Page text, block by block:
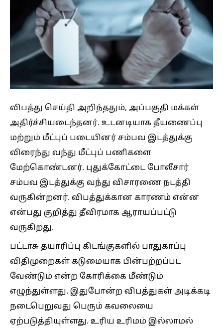
விபத்து செய்தி அறிந்ததும், அப்பகுதி மக்கள்
அதிர்ச்சியடைந்தனர். உடனடியாக தீயணைப்பு
மற்றும் மீட்புப் படையினர் சம்பவ இடத்துக்கு
விரைந்து வந்து மீட்புப் பணிகளை
மேற்கொண்டனர். புதுக்கோட்டை போலீசார்
சம்பவ இடத்துக்கு வந்து விசாரணை நடத்தி
வருகின்றனர். விபத்துக்கான காரணம் என்ன
என்பது குறித்து தீவிரமாக ஆராயப்பட்டு
வருகிறது.
பட்டாசு தயாரிப்பு கிடங்குகளில் பாதுகாப்பு
விதிமுறைகள் கடுமையாக பின்பற்றப்பட
வேண்டும் என்ற கோரிக்கை மீண்டும்
எழுந்துள்ளது. இதுபோன்ற விபத்துகள் அடிக்கடி
நடைபெறுவது பெரும் கவலையை
ஏற்படுத்தியுள்ளது. உரிய உரிமம் இல்லாமல்